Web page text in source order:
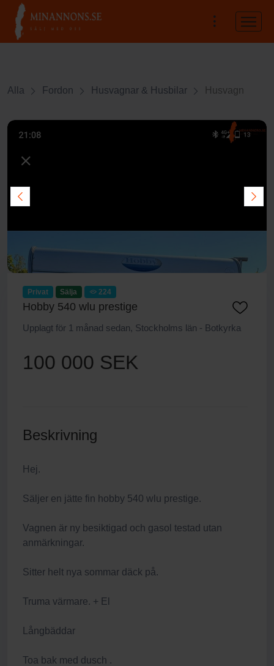
Alla Fordon Husvagnar & Husbilar Husvagn
Privat Sälja 224
Hobby 540 wlu prestige
Upplagt för 1 månad sedan, Stockholms län - Botkyrka
100 000 SEK
Beskrivning
Hej.
Säljer en jätte fin hobby 540 wlu prestige.
Vagnen är ny besiktigad och gasol testad utan
anmärkningar.
Sitter helt nya sommar däck på.
Truma värmare. + El
Långbäddar
Toa bak med dusch .